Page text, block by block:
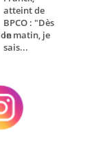
atteint de
BPCO : "Dès
le matin, je
sais...